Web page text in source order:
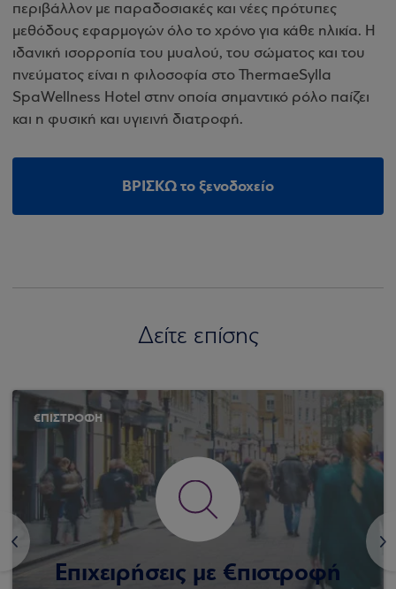
περιβάλλον με παραδοσιακές και νέες πρότυπες
μεθόδους εφαρμογών όλο το χρόνο για κάθε ηλικία. Η
ιδανική ισορροπία του μυαλού, του σώματος και του
πνεύματος είναι η φιλοσοφία στο ThermaeSylla
SpaWellness Hotel στην οποία σημαντικό ρόλο παίζει
και η φυσική και υγιεινή διατροφή.
ΒΡΙΣΚΩ το ξενοδοχείο
Δείτε επίσης
<
€ΠΙΣΤΡΟΦΗ
Επιχειρήσεις με €πιστροφή
>